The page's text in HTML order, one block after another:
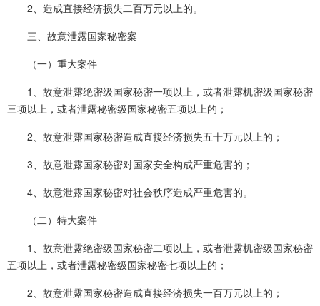
2、造成直接经济损失二百万元以上的。
三、故意泄露国家秘密案
（一）重大案件
1、故意泄露绝密级国家秘密一项以上，或者泄露机密级国家秘密
三项以上，或者泄露秘密级国家秘密五项以上的；
2、故意泄露国家秘密造成直接经济损失五十万元以上的；
3、故意泄露国家秘密对国家安全构成严重危害的；
4、故意泄露国家秘密对社会秩序造成严重危害的。
（二）特大案件
1、故意泄露绝密级国家秘密二项以上，或者泄露机密级国家秘密
五项以上，或者泄露秘密级国家秘密七项以上的；
2、故意泄露国家秘密造成直接经济损失一百万元以上的；